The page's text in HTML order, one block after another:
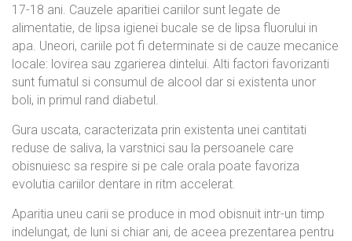
17-18 ani. Cauzele aparitiei cariilor sunt legate de
alimentatie, de lipsa igienei bucale se de lipsa fluorului in
apa. Uneori, cariile pot fi determinate si de cauze mecanice
locale: lovirea sau zgarierea dintelui. Alti factori favorizanti
sunt fumatul si consumul de alcool dar si existenta unor
boli, in primul rand diabetul.
Gura uscata, caracterizata prin existenta unei cantitati
reduse de saliva, la varstnici sau la persoanele care
obisnuiesc sa respire si pe cale orala poate favoriza
evolutia cariilor dentare in ritm accelerat.
Aparitia uneu carii se produce in mod obisnuit intr-un timp
indelungat, de luni si chiar ani, de aceea prezentarea pentru